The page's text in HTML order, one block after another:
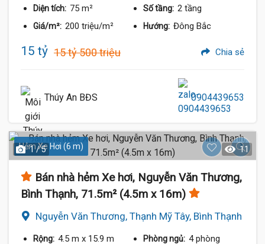
Diện tích: 75 m² Số tầng: 2 tầng
Giá/m²: 200 triệu/m² Hướng: Đông Bắc
15 tỷ 15 tỷ 500 triệu Chia sẻ
Thúy An BĐS 0904439653
Hẻm Xe Hơi (6 m)
1 / 5 11
Bán nhà hẻm Xe hơi, Nguyễn Văn Thương,
Bình Thạnh, 71.5m² (4.5m x 16m)
Nguyễn Văn Thương, Thạnh Mỹ Tây, Bình Thạnh
Rộng: 4.5 m x 15.9 m Phòng ngủ: 4 phòng